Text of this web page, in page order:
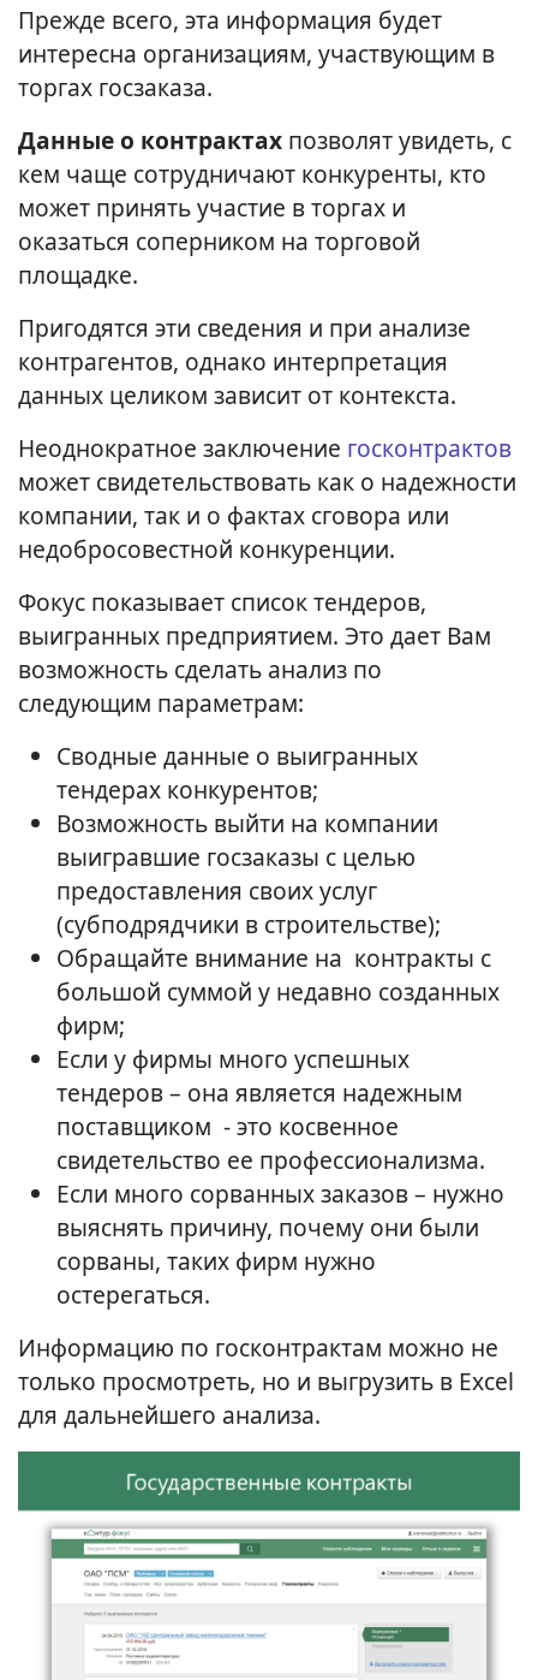
Прежде всего, эта информация будет
интересна организациям, участвующим в
торгах госзаказа.
Данные о контрактах позволят увидеть, с
кем чаще сотрудничают конкуренты, кто
может принять участие в торгах и
оказаться соперником на торговой
площадке.
Пригодятся эти сведения и при анализе
контрагентов, однако интерпретация
данных целиком зависит от контекста.
Неоднократное заключение госконтрактов
может свидетельствовать как о надежности
компании, так и о фактах сговора или
недобросовестной конкуренции.
Фокус показывает список тендеров,
выигранных предприятием. Это дает Вам
возможность сделать анализ по
следующим параметрам:
Сводные данные о выигранных
тендерах конкурентов;
Возможность выйти на компании
выигравшие госзаказы с целью
предоставления своих услуг
(субподрядчики в строительстве);
Обращайте внимание на контракты с
большой суммой у недавно созданных
фирм;
Если у фирмы много успешных
тендеров – она является надежным
поставщиком - это косвенное
свидетельство ее профессионализма.
Если много сорванных заказов – нужно
выяснять причину, почему они были
сорваны, таких фирм нужно
остерегаться.
Информацию по госконтрактам можно не
только просмотреть, но и выгрузить в Excel
для дальнейшего анализа.